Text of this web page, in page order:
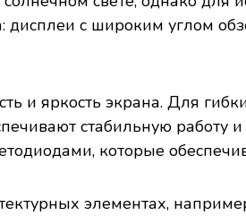
дисплеи с широким углом
и яркость экрана. Для
стабильную
которые
элементах,